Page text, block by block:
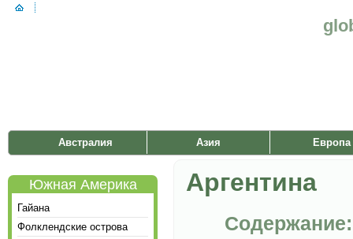
Австралия Азия Европа
Южная Америка
Гайана
Фолклендские острова
Аргентина
Содержание: